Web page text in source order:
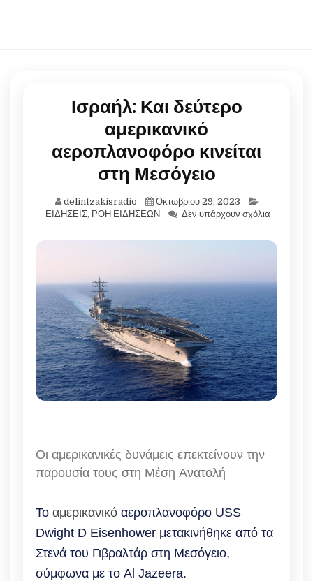
Ισραήλ: Και δεύτερο
αμερικανικό
αεροπλανοφόρο κινείται
στη Μεσόγειο
delintzakisradio
Οκτωβρίου 29, 2023
ΕΙΔΗΣΕΙΣ, ΡΟΗ ΕΙΔΗΣΕΩΝ Δεν υπάρχουν σχόλια
Οι αμερικανικές δυνάμεις επεκτείνουν την
παρουσία τους στη Μέση Ανατολή
Το αμερικανικό αεροπλανοφόρο USS
Dwight D Eisenhower μετακινήθηκε από τα
Στενά του Γιβραλτάρ στη Μεσόγειο,
σύμφωνα με το Al Jazeera.